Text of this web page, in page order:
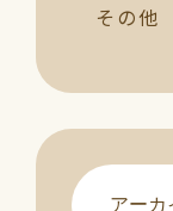
その他